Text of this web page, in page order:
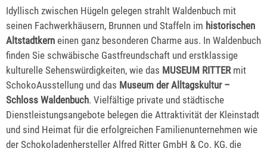
Idyllisch zwischen Hügeln gelegen strahlt Waldenbuch mit
seinen Fachwerkhäusern, Brunnen und Staffeln im historischen
Altstadtkern einen ganz besonderen Charme aus. In Waldenbuch
finden Sie schwäbische Gastfreundschaft und erstklassige
kulturelle Sehenswürdigkeiten, wie das MUSEUM RITTER mit
SchokoAusstellung und das Museum der Alltagskultur –
Schloss Waldenbuch. Vielfältige private und städtische
Dienstleistungsangebote belegen die Attraktivität der Kleinstadt
und sind Heimat für die erfolgreichen Familienunternehmen wie
der Schokoladenhersteller Alfred Ritter GmbH & Co. KG, die